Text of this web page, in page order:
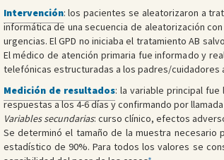
Intervención: los pacientes se aleatorizaron a
informática de una secuencia de aleatorización
urgencias. El GPD no iniciaba el tratamiento AB
El médico de atención primaria fue informado y
telefónicas estructuradas a los padres/cuidadores
Medición de resultados: la variable principal
respuestas a los 4-6 días y confirmando por
Variables secundarias: curso clínico, efectos
Se determinó el tamaño de la muestra
estadístico de 90%. Para todos los valores se